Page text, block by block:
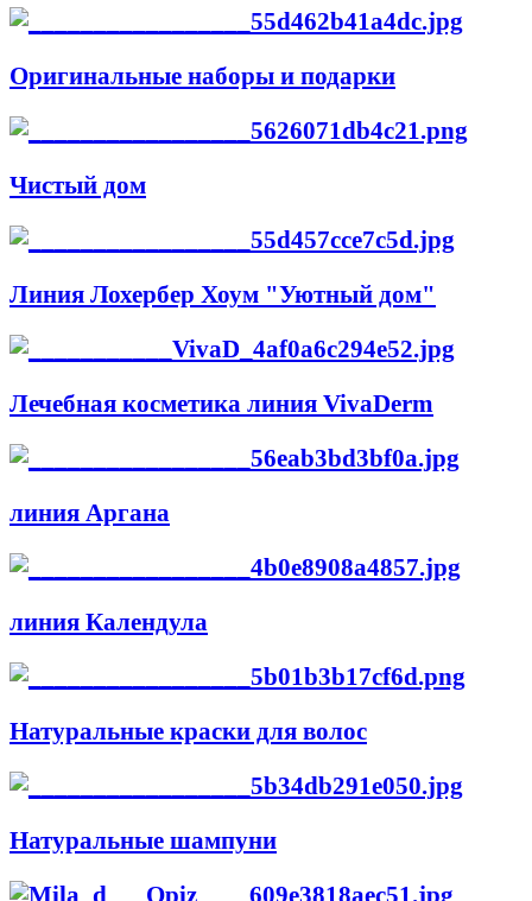
Оригинальные наборы и подарки
Чистый дом
Линия Лохербер Хоум "Уютный дом"
Лечебная косметика линия VivaDerm
линия Аргана
линия Календула
Натуральные краски для волос
Натуральные шампуни